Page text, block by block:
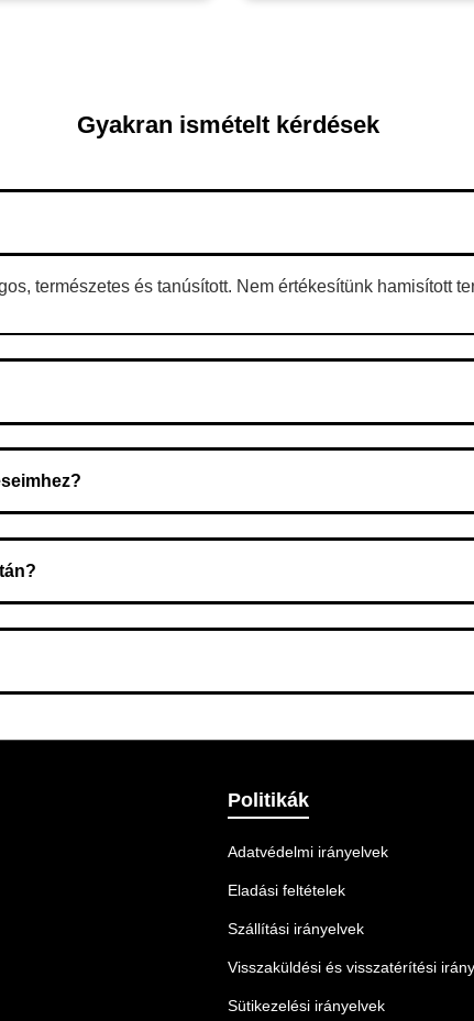
Gyakran ismételt kérdések
természetes és tanúsított. Nem értékesítünk hamisított
Politikák
Adatvédelmi irányelvek
Eladási feltételek
Szállítási irányelvek
Visszaküldési és visszatérítési
Sütikezelési irányelvek